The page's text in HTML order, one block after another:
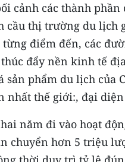
cảnh các thành
cầu thị trường du lịch
điểm đến, các
đẩy nền kinh tế
sản phẩm du lịch của
nhất thế giới:, đại
hai năm đi vào hoạt
chuyển hơn 5 triệu